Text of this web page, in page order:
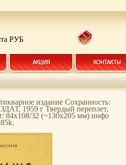
РУБ
издание Сохранность:
1959 г Твердый переплет,
84x108/32 (~130х205 мм) инфо